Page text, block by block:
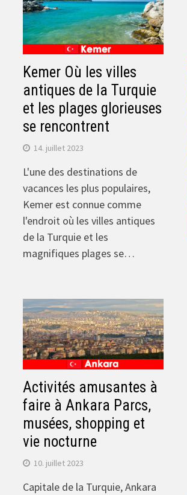
Kemer Où les villes
antiques de la Turquie
et les plages glorieuses
se rencontrent
14. juillet 2023
L'une des destinations de
vacances les plus populaires,
Kemer est connue comme
l'endroit où les villes antiques
de la Turquie et les
magnifiques plages se…
Activités amusantes à
faire à Ankara Parcs,
musées, shopping et
vie nocturne
10. juillet 2023
Capitale de la Turquie, Ankara